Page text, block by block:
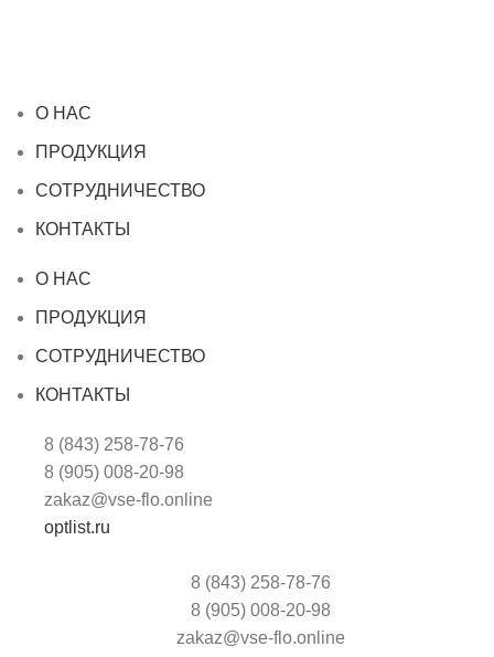
О НАС
ПРОДУКЦИЯ
СОТРУДНИЧЕСТВО
КОНТАКТЫ
О НАС
ПРОДУКЦИЯ
СОТРУДНИЧЕСТВО
КОНТАКТЫ
8 (843) 258-78-76
8 (905) 008-20-98
zakaz@vse-flo.online
optlist.ru
8 (843) 258-78-76
8 (905) 008-20-98
zakaz@vse-flo.online